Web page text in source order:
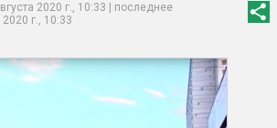
2020 г., 10:33 | последнее
г., 10:33